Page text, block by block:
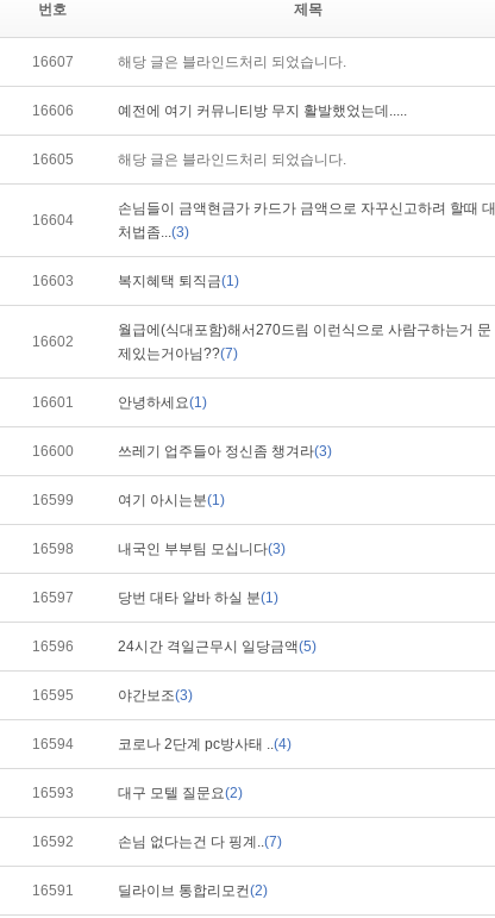
번호 제목
16607 해당 글은 블라인드처리 되었습니다.
16606 예전에 여기 커뮤니티방 무지 활발했었는데.....
16605 해당 글은 블라인드처리 되었습니다.
16604
손님들이 금액현금가 카드가 금액으로 자꾸신고하려 할때 대
처법좀...(3)
16603 복지혜택 퇴직금(1)
16602
월급에(식대포함)해서270드림 이런식으로 사람구하는거 문
제있는거아님??(7)
16601 안녕하세요(1)
16600 쓰레기 업주들아 정신좀 챙겨라(3)
16599 여기 아시는분(1)
16598 내국인 부부팀 모십니다(3)
16597 당번 대타 알바 하실 분(1)
16596 24시간 격일근무시 일당금액(5)
16595 야간보조(3)
16594 코로나 2단계 pc방사태 ..(4)
16593 대구 모텔 질문요(2)
16592 손님 없다는건 다 핑계..(7)
16591 딜라이브 통합리모컨(2)